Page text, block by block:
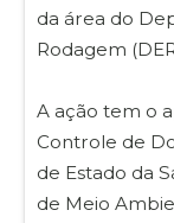
da área do
Rodagem
A ação tem o
Controle de
de Estado da
de Meio